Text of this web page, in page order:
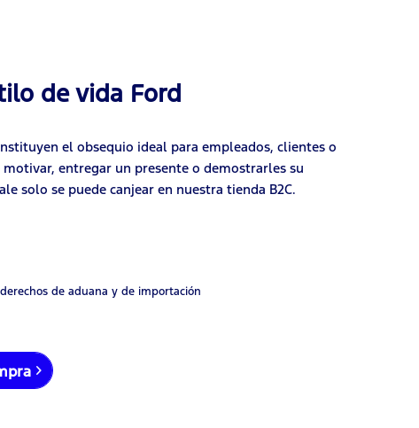
de vida Ford
el obsequio ideal para empleados, clientes o
entregar un presente o demostrarles su
solo se puede canjear en nuestra tienda B2C.
de aduana y de importación